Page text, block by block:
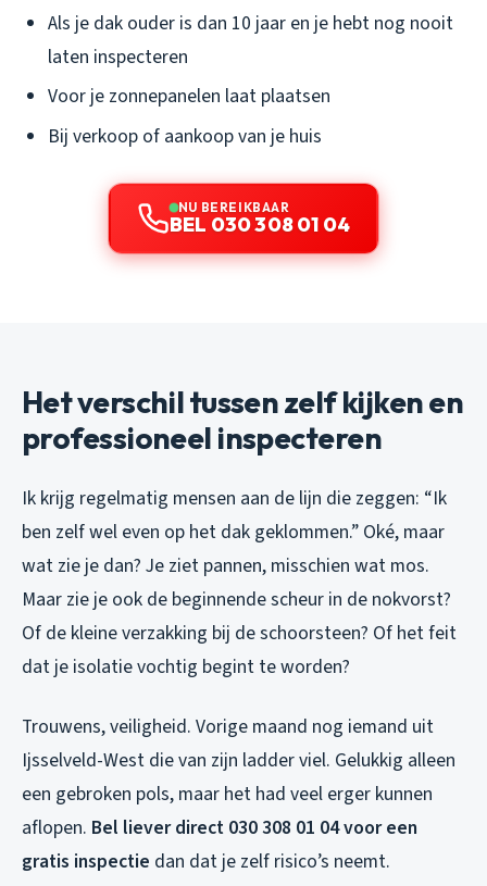
Als je dak ouder is dan 10 jaar en je hebt nog nooit
laten inspecteren
Voor je zonnepanelen laat plaatsen
Bij verkoop of aankoop van je huis
NU BEREIKBAAR
BEL 030 308 01 04
Het verschil tussen zelf kijken en
professioneel inspecteren
Ik krijg regelmatig mensen aan de lijn die zeggen: “Ik
ben zelf wel even op het dak geklommen.” Oké, maar
wat zie je dan? Je ziet pannen, misschien wat mos.
Maar zie je ook de beginnende scheur in de nokvorst?
Of de kleine verzakking bij de schoorsteen? Of het feit
dat je isolatie vochtig begint te worden?
Trouwens, veiligheid. Vorige maand nog iemand uit
Ijsselveld-West die van zijn ladder viel. Gelukkig alleen
een gebroken pols, maar het had veel erger kunnen
aflopen. Bel liever direct 030 308 01 04 voor een
gratis inspectie dan dat je zelf risico’s neemt.